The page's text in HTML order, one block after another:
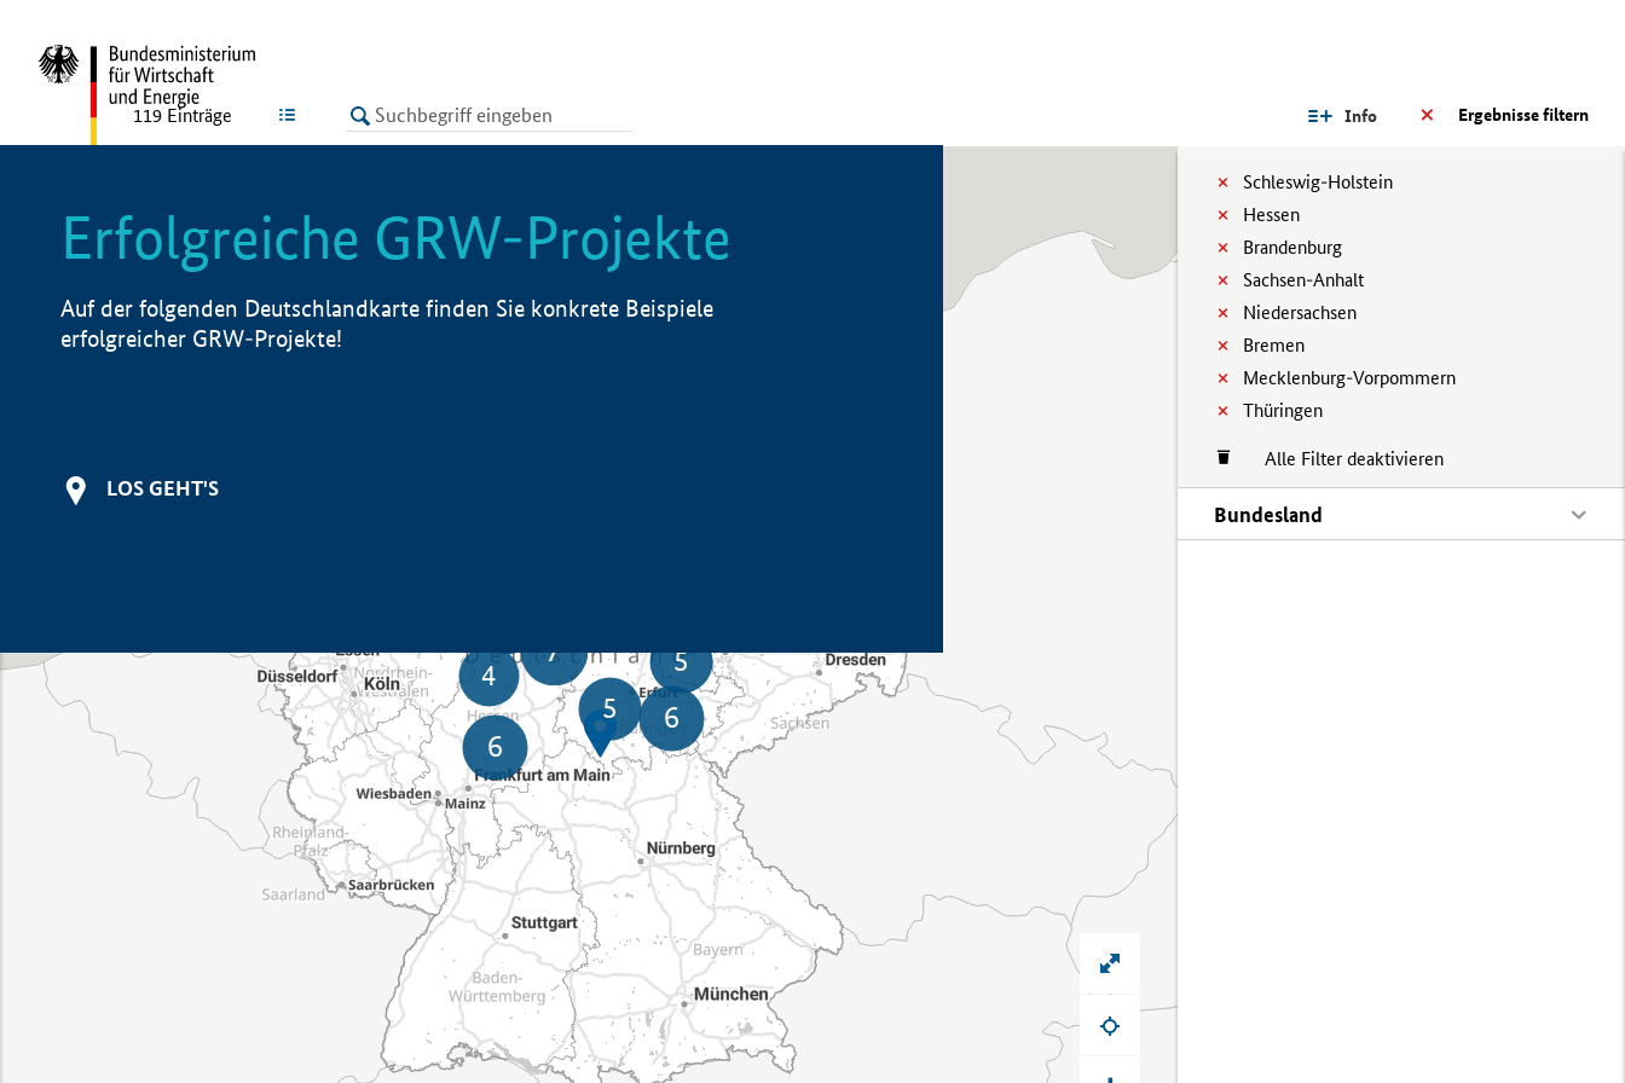
LISTE Ergebnisse filtern
Info
Schleswig-Holstein
Hessen
Brandenburg
Sachsen-Anhalt
Niedersachsen
Bremen
Mecklenburg-Vorpommern
Thüringen
Alle Filter deaktivieren
Bundesland
119 Einträge
Erfolgreiche GRW-Projekte
Auf der folgenden Deutschlandkarte finden Sie konkrete Beispiele
erfolgreicher GRW-Projekte!
LOS GEHT'S